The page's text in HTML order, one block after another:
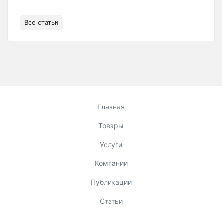
Все статьи
Главная
Товары
Услуги
Компании
Публикации
Статьи